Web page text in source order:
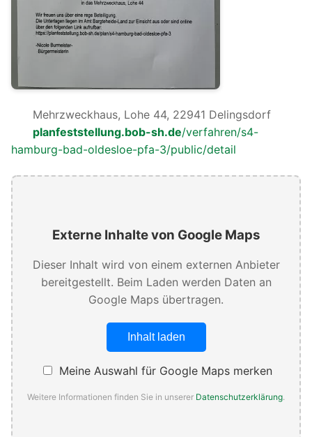
Mehrzweckhaus, Lohe 44, 22941 Delingsdorf
planfeststellung.bob-sh.de/verfahren/s4-
hamburg-bad-oldesloe-pfa-3/public/detail
Externe Inhalte von Google Maps
Dieser Inhalt wird von einem externen Anbieter
bereitgestellt. Beim Laden werden Daten an
Google Maps übertragen.
Inhalt laden
Meine Auswahl für Google Maps merken
Weitere Informationen finden Sie in unserer Datenschutzerklärung.